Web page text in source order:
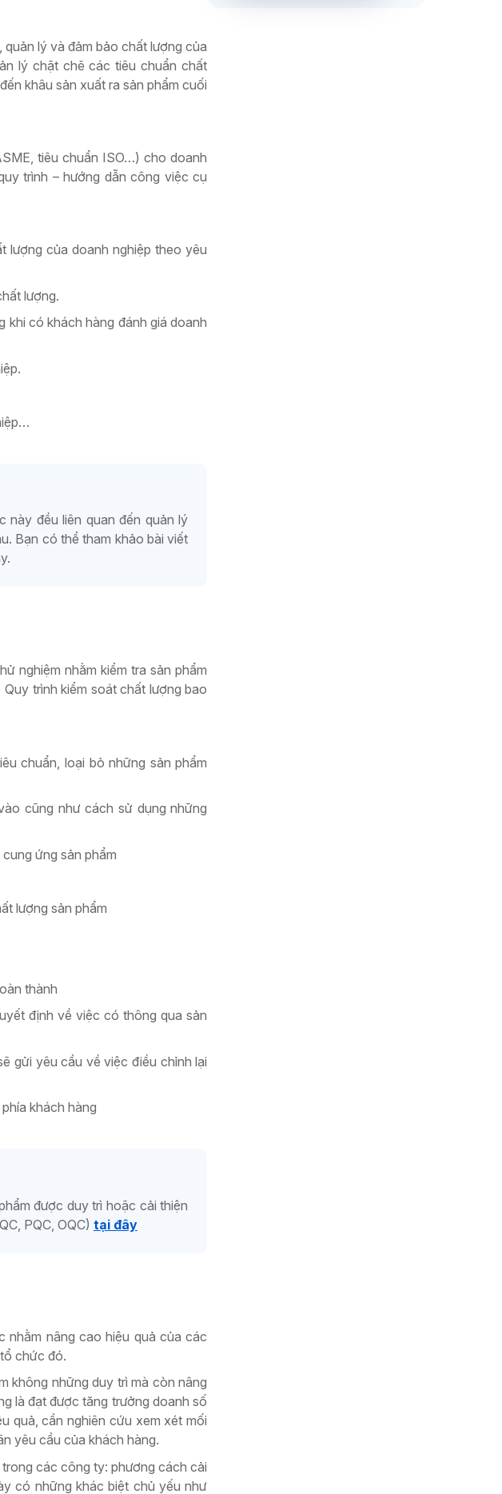
lý và đảm bảo chất lượng của
lý chặt chẽ các tiêu chuẩn chất
khâu sản xuất ra sản phẩm cuối
tiêu chuẩn ISO…) cho doanh
trình – hướng dẫn công việc cụ
lượng của doanh nghiệp theo yêu
lượng.
khi có khách hàng đánh giá doanh
này đều liên quan đến quản lý
Bạn có thể tham khảo bài viết
nghiệm nhằm kiểm tra sản phẩm
trình kiểm soát chất lượng bao
chuẩn, loại bỏ những sản phẩm
cũng như cách sử dụng những
ứng sản phẩm
lượng sản phẩm
thành
định về việc có thông qua sản
gửi yêu cầu về việc điều chỉnh lại
khách hàng
được duy trì hoặc cải thiện
PQC, OQC) tại đây
nâng cao hiệu quả của các
chức đó.
không những duy trì mà còn nâng
là đạt được tăng trưởng doanh số
quả, cần nghiên cứu xem xét mối
yêu cầu của khách hàng.
các công ty: phương cách cải
có những khác biệt chủ yếu như